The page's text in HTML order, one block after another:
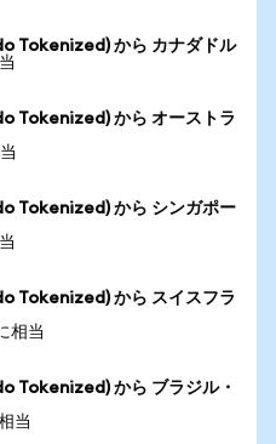
Tokenized) から カナダドル
Tokenized) から オーストラ
Tokenized) から シンガポー
Tokenized) から スイスフラ
相当
Tokenized) から ブラジル・
当